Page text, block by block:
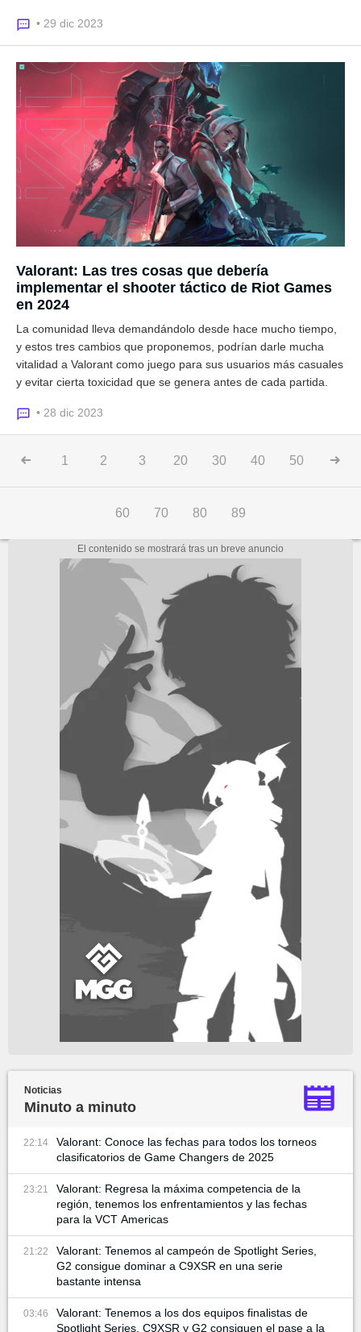
• 29 dic 2023
Valorant: Las tres cosas que debería
implementar el shooter táctico de Riot Games
en 2024
La comunidad lleva demandándolo desde hace mucho tiempo,
y estos tres cambios que proponemos, podrían darle mucha
vitalidad a Valorant como juego para sus usuarios más casuales
y evitar cierta toxicidad que se genera antes de cada partida.
• 28 dic 2023
1 2 3 20 30 40 50
60 70 80 89
Noticias
Minuto a minuto
22:14
Valorant: Conoce las fechas para todos los torneos
clasificatorios de Game Changers de 2025
23:21
Valorant: Regresa la máxima competencia de la
región, tenemos los enfrentamientos y las fechas
para la VCT Americas
21:22
Valorant: Tenemos al campeón de Spotlight Series,
G2 consigue dominar a C9XSR en una serie
bastante intensa
03:46
Valorant: Tenemos a los dos equipos finalistas de
Spotlight Series, C9XSR y G2 consiguen el pase a la